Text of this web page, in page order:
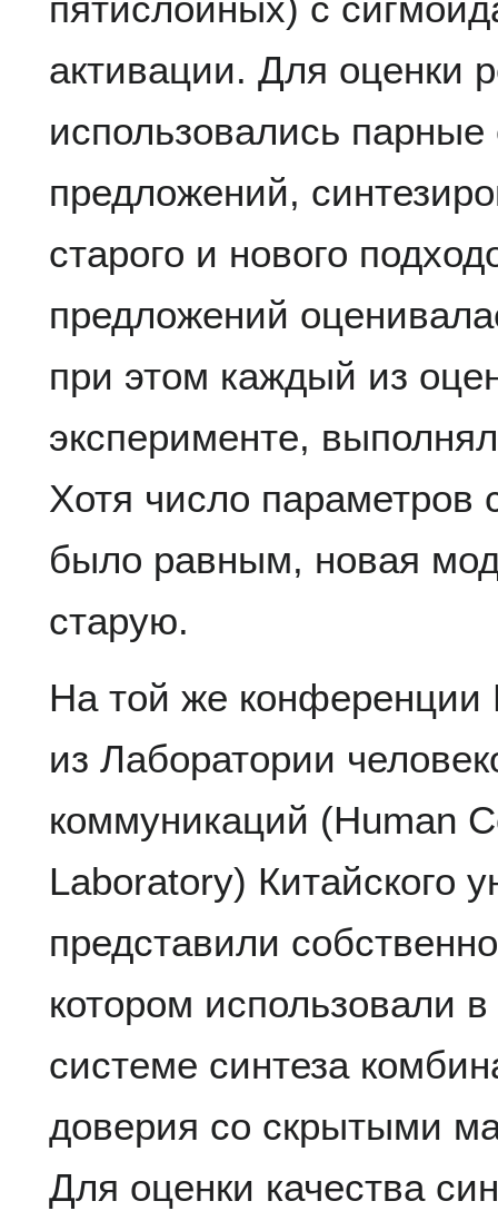
активации. Для оценки
использовались
предложений,
старого и нового
предложений
при этом каждый из
эксперименте,
Хотя число параметров
было равным, новая
старую.
На той же конференции
из Лаборатории
коммуникаций (Human
Laboratory) Китайского
представили
котором использовали
системе синтеза
доверия со скрытыми
Для оценки качества